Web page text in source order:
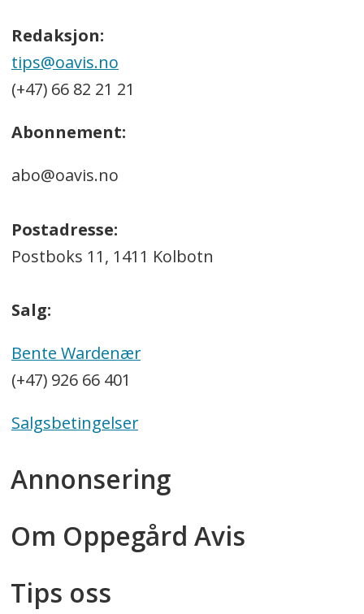
Redaksjon:
tips@oavis.no
(+47) 66 82 21 21
Abonnement:
abo@oavis.no
Postadresse:
Postboks 11, 1411 Kolbotn
Salg:
Bente Wardenær
(+47) 926 66 401
Salgsbetingelser
Annonsering
Om Oppegård Avis
Tips oss